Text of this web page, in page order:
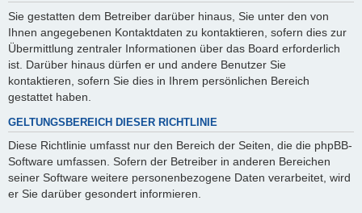
Sie gestatten dem Betreiber darüber hinaus, Sie unter den von
Ihnen angegebenen Kontaktdaten zu kontaktieren, sofern dies zur
Übermittlung zentraler Informationen über das Board erforderlich
ist. Darüber hinaus dürfen er und andere Benutzer Sie
kontaktieren, sofern Sie dies in Ihrem persönlichen Bereich
gestattet haben.
GELTUNGSBEREICH DIESER RICHTLINIE
Diese Richtlinie umfasst nur den Bereich der Seiten, die die phpBB-
Software umfassen. Sofern der Betreiber in anderen Bereichen
seiner Software weitere personenbezogene Daten verarbeitet, wird
er Sie darüber gesondert informieren.